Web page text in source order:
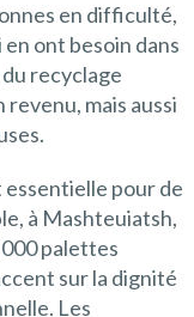
en difficulté,
ont besoin dans
recyclage
mais aussi
essentielle pour de
à Mashteuiatsh,
palettes
sur la dignité
Les